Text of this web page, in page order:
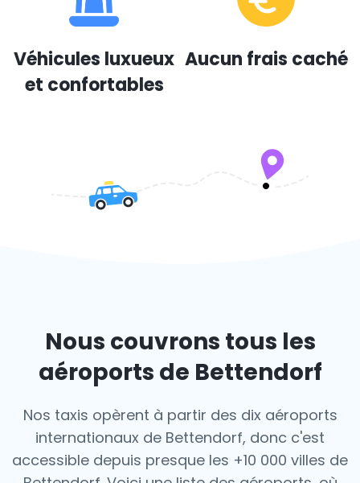
Véhicules luxueux
et confortables
Aucun frais caché
Nous couvrons tous les
aéroports de Bettendorf
Nos taxis opèrent à partir des dix aéroports
internationaux de Bettendorf, donc c'est
accessible depuis presque les +10 000 villes de